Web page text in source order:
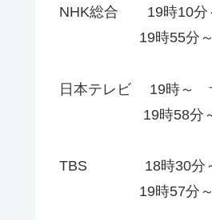
NHK総合 19時10
19時55分～
日本テレビ 19時～
19時58分～
TBS 18時30分～
19時57分～ 激突